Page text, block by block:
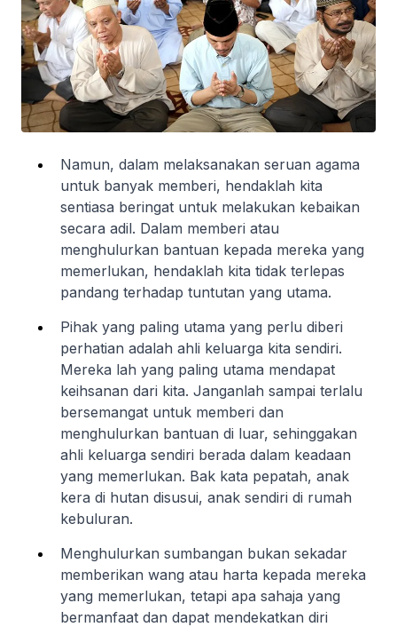
Namun, dalam melaksanakan seruan agama
untuk banyak memberi, hendaklah kita
sentiasa beringat untuk melakukan kebaikan
secara adil. Dalam memberi atau
menghulurkan bantuan kepada mereka yang
memerlukan, hendaklah kita tidak terlepas
pandang terhadap tuntutan yang utama.
Pihak yang paling utama yang perlu diberi
perhatian adalah ahli keluarga kita sendiri.
Mereka lah yang paling utama mendapat
keihsanan dari kita. Janganlah sampai terlalu
bersemangat untuk memberi dan
menghulurkan bantuan di luar, sehinggakan
ahli keluarga sendiri berada dalam keadaan
yang memerlukan. Bak kata pepatah, anak
kera di hutan disusui, anak sendiri di rumah
kebuluran.
Menghulurkan sumbangan bukan sekadar
memberikan wang atau harta kepada mereka
yang memerlukan, tetapi apa sahaja yang
bermanfaat dan dapat mendekatkan diri